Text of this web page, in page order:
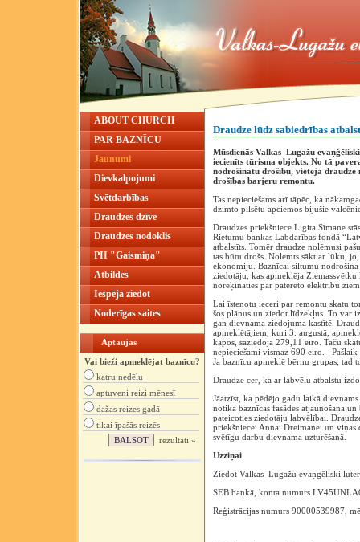
ABOUT CHURCH
PAR BAZNĪCU
Jaunumi
Dievkalpojumi
Svētdarbības
Draudzes dzīve
Draudzes nodoklis
PII "Gaismiņa"
Atbildes
Iespēja ziedot
Noderīgas saites
Aptaujas
Vai bieži apmeklējat baznīcu?
katru nedēļu
aptuveni reizi mēnesī
dažas reizes gadā
tikai īpašās reizēs
rezultāti »
Draudze lūdz sabiedrības
Mūsdienās Valkas–Lugažu
iecienīts tūrisma objekts. No tā
nodrošinātu drošību, vietējā
drošības barjeru remontu.
Tas nepieciešams arī tāpēc, ka
dzimto pilsētu apciemos bijušie
Draudzes priekšniece Ligita Sīmane
Rietumu bankas Labdarības fondā
atbalstīts. Tomēr draudze nolēmusi
tas būtu drošs. Nolemts sākt ar lūku,
ekonomiju. Baznīcai siltumu nodrošina
ziedotāju, kas apmeklēja
norēķināties par patērēto elektrību
Lai īstenotu ieceri par remontu skatu
šos plānus un ziedot līdzekļus. To var
gan dievnama ziedojuma kastītē.
apmeklētājiem, kuri 3. augustā,
kapos, saziedoja 279,11 eiro. Taču
nepieciešami vismaz 690 eiro.
Ja baznīcu apmeklē bērnu grupas,
Draudze cer, ka ar labvēļu atbalstu
Jāatzīst, ka pēdējo gadu laikā
notika baznīcas fasādes atjaunošana
pateicoties ziedotāju labvēlībai.
priekšniecei Annai Dreimanei un
svētīgu darbu dievnama uzturēšanā.
Uzziņai
Ziedot Valkas–Lugažu evaņgēliski
SEB bankā, konta numurs
Reģistrācijas numurs 90000539987,